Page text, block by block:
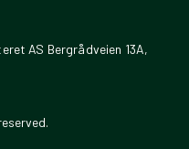
AS Bergrådveien 13A,